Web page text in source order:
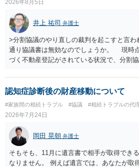
2026年8月5日
井上 祐司 弁護士
>分割協議のやり直しの裁判を起こすと言
通り協議書は無効なのでしょうか。 現時
づく不動産登記がされている状況で、分割
方の訴訟の主張及び立証次第ですが、 ・御
医師の意見書、筆跡鑑定 が提出されればそ
はありますが、 ・伯母様自身が分割協議に
様の意に反する遺産分割協議を行う実益が
であること からすると、実際に遺産分割協
性はそれほど高くない（立証のハードルは
言えると思います。
認知症診断後の財産移動について
#家族間の相続トラブル #協議 #相続トラブルの代
2026年7月24日
岡田 晃朝 弁護士
そもそも、11月に遺言書で相手が取得でき
なりません。 例えば遺言では、あなたが取